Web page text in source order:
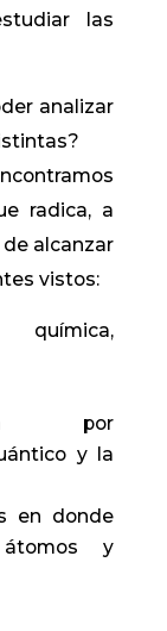
las
analizar
radica, a
alcanzar
vistos:
por
y la
en donde
y